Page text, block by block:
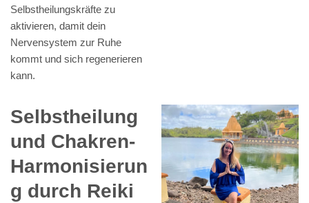
Selbstheilungskräfte zu
aktivieren, damit dein
Nervensystem zur Ruhe
kommt und sich regenerieren
kann.
Selbstheilung
und Chakren-
Harmonisierun
g durch Reiki